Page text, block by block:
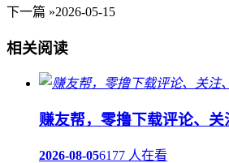
下一篇 »2026-05-15
相关阅读
赚友帮，零撸下载评论、
2026-08-056177 人在看